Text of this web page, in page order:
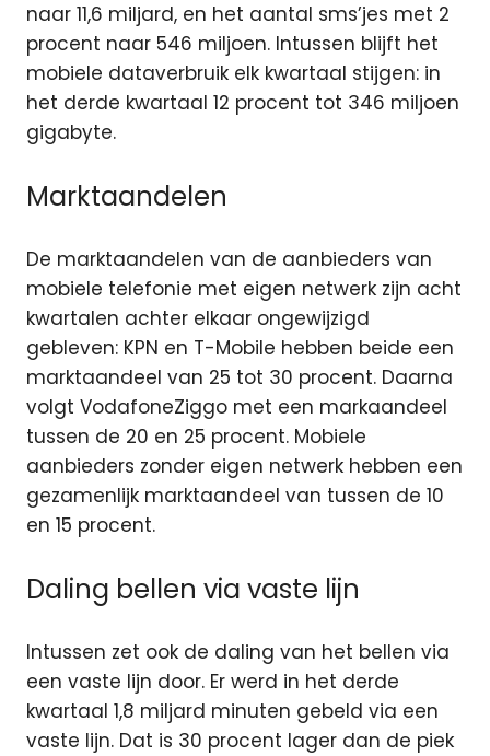
naar 11,6 miljard, en het aantal sms’jes met 2
procent naar 546 miljoen. Intussen blijft het
mobiele dataverbruik elk kwartaal stijgen: in
het derde kwartaal 12 procent tot 346 miljoen
gigabyte.
Marktaandelen
De marktaandelen van de aanbieders van
mobiele telefonie met eigen netwerk zijn acht
kwartalen achter elkaar ongewijzigd
gebleven: KPN en T-Mobile hebben beide een
marktaandeel van 25 tot 30 procent. Daarna
volgt VodafoneZiggo met een markaandeel
tussen de 20 en 25 procent. Mobiele
aanbieders zonder eigen netwerk hebben een
gezamenlijk marktaandeel van tussen de 10
en 15 procent.
Daling bellen via vaste lijn
Intussen zet ook de daling van het bellen via
een vaste lijn door. Er werd in het derde
kwartaal 1,8 miljard minuten gebeld via een
vaste lijn. Dat is 30 procent lager dan de piek